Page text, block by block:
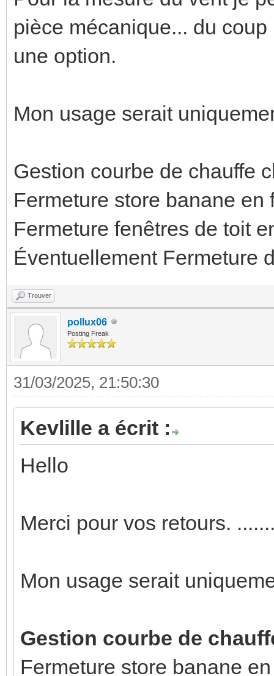
pièce mécanique... du
une option.
Mon usage serait
Gestion courbe de chauffe
Fermeture store banane en
Fermeture fenêtres de toit
Éventuellement Fermeture
Trouver
pollux06
Posting Freak
31/03/2025, 21:50:30
Kevlille a écrit :
Hello
Merci pour vos retours.
Mon usage serait
Gestion courbe de
Fermeture store banane